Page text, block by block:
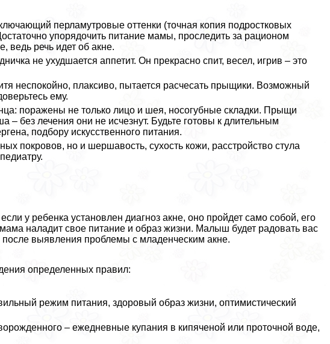
перламутровые оттенки (точная копия подростковых
упорядочить питание мамы, проследить за рационом
ведь речь идет об акне.
не ухудшается аппетит. Он прекрасно спит, весел, игрив – это
неспокойно, плаксиво, пытается расчесать прыщики. Возможный
ему.
поражены не только лицо и шея, носогубные складки. Прыщи
– без лечения они не исчезнут. Будьте готовы к длительным
подбору искусственного питания.
покровов, но и шершавость, сухость кожи, расстройство стула
у ребенка установлен диагноз акне, оно пройдет само собой, его
наладит свое питание и образ жизни. Малыш будет радовать вас
после выявления проблемы с младенческим акне.
определенных правил:
режим питания, здоровый образ жизни, оптимистический
– ежедневные купания в кипяченой или проточной воде,